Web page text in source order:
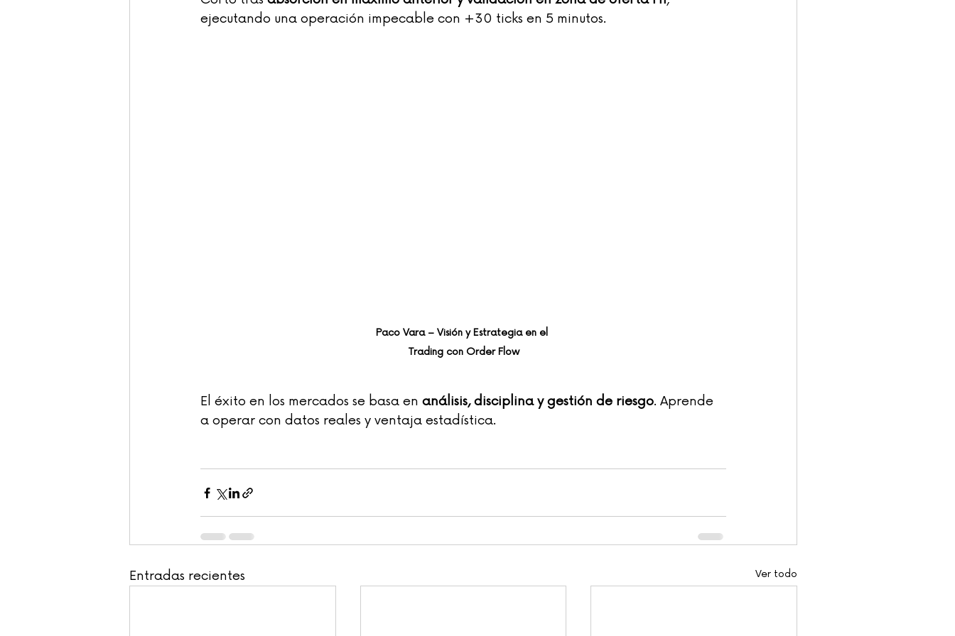
ejecutando una operación impecable con +30 ticks en 5 minutos.
Paco Vara – Visión y Estrategia en el
Trading con Order Flow
El éxito en los mercados se basa en análisis, disciplina y gestión de riesgo. Aprende
a operar con datos reales y ventaja estadística.
Entradas recientes Ver todo